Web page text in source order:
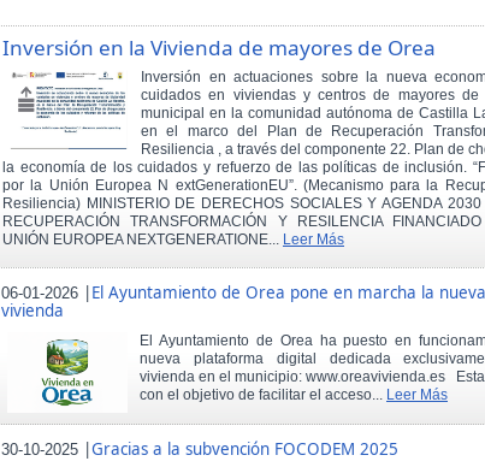
Inversión en la Vivienda de mayores de Orea
Inversión en actuaciones sobre la nueva
cuidados en viviendas y centros de mayores de
municipal en la comunidad autónoma de Castilla
en el marco del Plan de Recuperación
Resiliencia , a través del componente 22. Plan de
la economía de los cuidados y refuerzo de las políticas de inclusión.
por la Unión Europea N extGenerationEU”. (Mecanismo para la
Resiliencia) MINISTERIO DE DERECHOS SOCIALES Y AGENDA
RECUPERACIÓN TRANSFORMACIÓN Y RESILENCIA
UNIÓN EUROPEA NEXTGENERATIONE... Leer Más
06-01-2026 |El Ayuntamiento de Orea pone en marcha la
vivienda
El Ayuntamiento de Orea ha puesto en
nueva plataforma digital dedicada
vivienda en el municipio: www.oreavivienda.es
con el objetivo de facilitar el acceso... Leer Más
30-10-2025 |Gracias a la subvención FOCODEM 2025